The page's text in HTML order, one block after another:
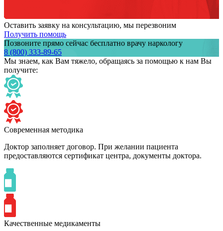
Оставить заявку на консультацию, мы перезвоним
Получить помощь
Позвоните прямо сейчас бесплатно врачу наркологу
8 (800) 333-89-65
Мы знаем, как Вам тяжело, обращаясь за помощью к нам Вы
получите:
Современная методика
Доктор заполняет договор. При желании пациента
предоставляются сертификат центра, документы доктора.
Качественные медикаменты